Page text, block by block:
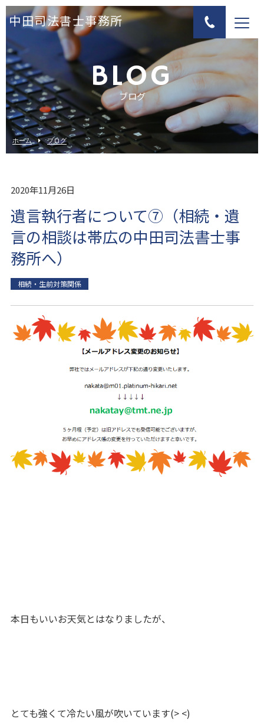
中田司法書士事務所
BLOG
ブログ
ホーム ブログ
2020年11月26日
遺言執行者について⑦（相続・遺
言の相談は帯広の中田司法書士事
務所へ）
相続・生前対策関係
本日もいいお天気とはなりましたが、
とても強くて冷たい風が吹いています(> <)